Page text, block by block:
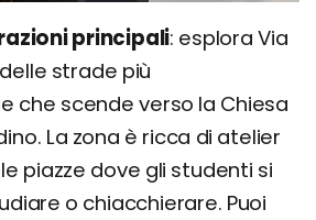
principali esplora Via
strade più
che scende verso la Chiesa
La zona è ricca di atelier
piazze dove gli studenti si
o chiacchierare. Puoi